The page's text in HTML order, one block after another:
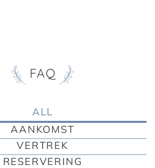
FAQ
ALL
AANKOMST
VERTREK
RESERVERING